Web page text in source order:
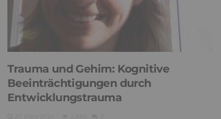
Trauma und Gehirn: Kognitive
Beeinträchtigungen durch
Entwicklungstrauma